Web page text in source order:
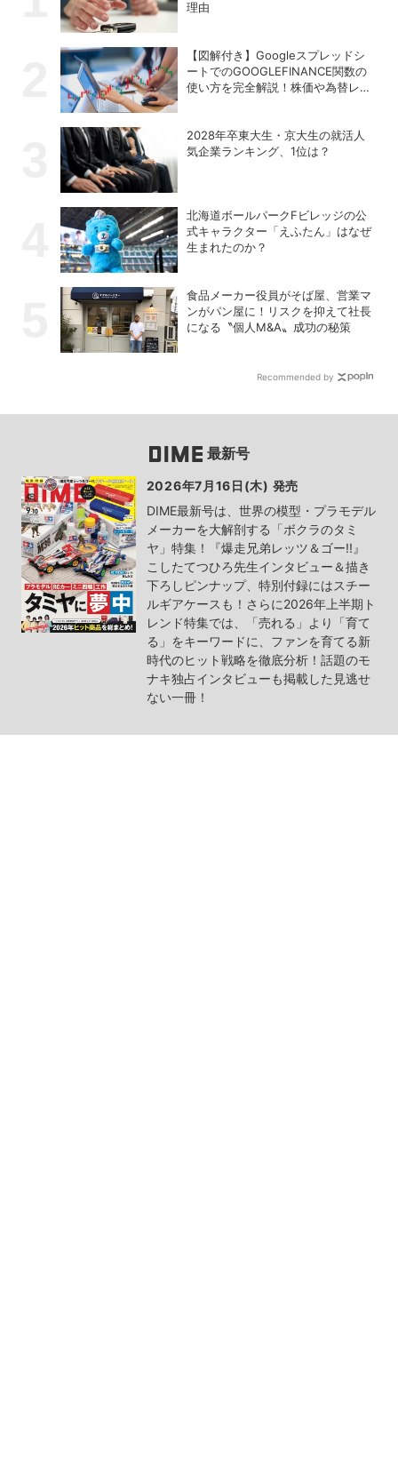
理由
【図解付き】Googleスプレッドシ
ートでのGOOGLEFINANCE関数の
使い方を完全解説！株価や為替レー
2028年卒東大生・京大生の就活人
気企業ランキング、1位は？
北海道ボールパークFビレッジの公
式キャラクター「えふたん」はなぜ
生まれたのか？
食品メーカー役員がそば屋、営業マ
ンがパン屋に！リスクを抑えて社長
になる〝個人M&A〟成功の秘策
Recommended by
最新号
2026年7月16日(木) 発売
DIME最新号は、世界の模型・プラモデル
メーカーを大解剖する「ボクラのタミ
ヤ」特集！『爆走兄弟レッツ＆ゴー!!』
こしたてつひろ先生インタビュー＆描き
下ろしピンナップ、特別付録にはスチー
ルギアケースも！さらに2026年上半期ト
レンド特集では、「売れる」より「育て
る」をキーワードに、ファンを育てる新
時代のヒット戦略を徹底分析！話題のモ
ナキ独占インタビューも掲載した見逃せ
ない一冊！